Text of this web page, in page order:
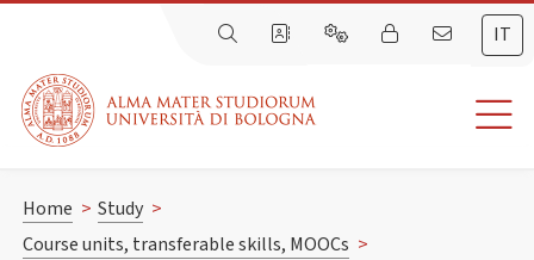
IT
Home > Study >
Course units, transferable skills, MOOCs >